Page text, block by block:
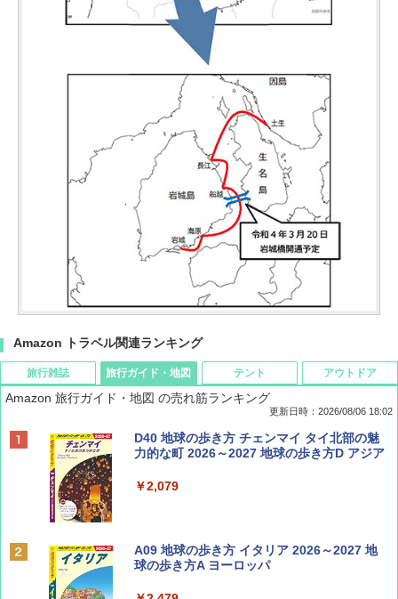
Amazon トラベル関連ランキング
旅行雑誌
ディズニーファン ２０２６年 ９月号 [雑
誌] (ＤＩＳＮＥＹ ＦＡＮ)
￥713
Coyote No.89 特集 星野道夫 夢見る旅
旅行ガイド・地図
Amazon 旅行ガイド・地図 の売れ筋ランキング
更新日時：2026/08/06 18:02
D40 地球の歩き方 チェンマイ タイ北部の魅
力的な町 2026～2027 地球の歩き方D アジア
￥2,079
A09 地球の歩き方 イタリア 2026～2027 地
球の歩き方A ヨーロッパ
テント アウトドア